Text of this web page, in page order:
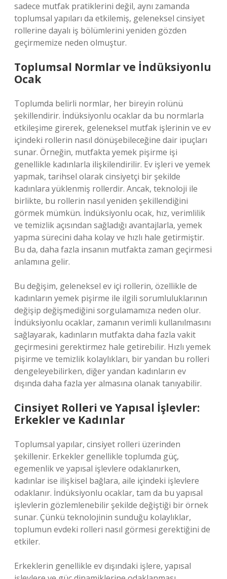
sadece mutfak pratiklerini değil, aynı zamanda
toplumsal yapıları da etkilemiş, geleneksel cinsiyet
rollerine dayalı iş bölümlerini yeniden gözden
geçirmemize neden olmuştur.
Toplumsal Normlar ve İndüksiyonlu
Ocak
Toplumda belirli normlar, her bireyin rolünü
şekillendirir. İndüksiyonlu ocaklar da bu normlarla
etkileşime girerek, geleneksel mutfak işlerinin ve ev
içindeki rollerin nasıl dönüşebileceğine dair ipuçları
sunar. Örneğin, mutfakta yemek pişirme işi
genellikle kadınlarla ilişkilendirilir. Ev işleri ve yemek
yapmak, tarihsel olarak cinsiyetçi bir şekilde
kadınlara yüklenmiş rollerdir. Ancak, teknoloji ile
birlikte, bu rollerin nasıl yeniden şekillendiğini
görmek mümkün. İndüksiyonlu ocak, hız, verimlilik
ve temizlik açısından sağladığı avantajlarla, yemek
yapma sürecini daha kolay ve hızlı hale getirmiştir.
Bu da, daha fazla insanın mutfakta zaman geçirmesi
anlamına gelir.
Bu değişim, geleneksel ev içi rollerin, özellikle de
kadınların yemek pişirme ile ilgili sorumluluklarının
değişip değişmediğini sorgulamamıza neden olur.
İndüksiyonlu ocaklar, zamanın verimli kullanılmasını
sağlayarak, kadınların mutfakta daha fazla vakit
geçirmesini gerektirmez hale getirebilir. Hızlı yemek
pişirme ve temizlik kolaylıkları, bir yandan bu rolleri
dengeleyebilirken, diğer yandan kadınların ev
dışında daha fazla yer almasına olanak tanıyabilir.
Cinsiyet Rolleri ve Yapısal İşlevler:
Erkekler ve Kadınlar
Toplumsal yapılar, cinsiyet rolleri üzerinden
şekillenir. Erkekler genellikle toplumda güç,
egemenlik ve yapısal işlevlere odaklanırken,
kadınlar ise ilişkisel bağlara, aile içindeki işlevlere
odaklanır. İndüksiyonlu ocaklar, tam da bu yapısal
işlevlerin gözlemlenebilir şekilde değiştiği bir örnek
sunar. Çünkü teknolojinin sunduğu kolaylıklar,
toplumun evdeki rolleri nasıl görmesi gerektiğini de
etkiler.
Erkeklerin genellikle ev dışındaki işlere, yapısal